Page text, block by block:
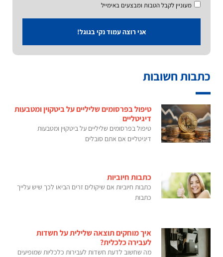
מעוניין לקבל הטבות ומבצעים באימייל
אני רוצה עמוד נקי בגוגל!
כתבות חשובות
טיפול בפרסומים שליליים על ביטקוין ומטבעות
דיגיטליים
טיפול בפרסומים שליליים על ביטקוין ומטבעות
דיגיטליים אם אתם סובלים
כתבות חיוביות
כתבות חיוביות אם שיקולים זרים הביאו לכך שיש עלייך
כתבות
איך מוחקים תוצאה שלילית על חשדות
לעבירה כלכלית?
מה שחשוב לדעת חשדות לעבירות כלכליות שמופיעים